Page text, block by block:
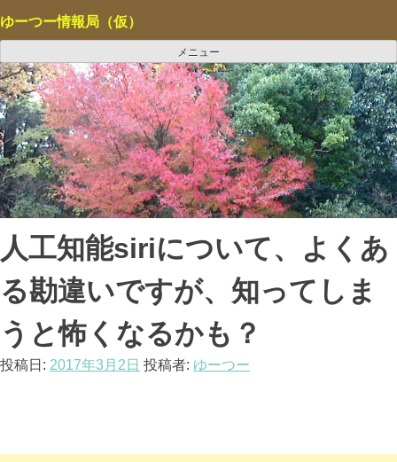
ン
ン
ツ
へ
ス
キ
ッ
プ
ゆーつー情報局（仮）
メニュー
人工知能siriについて、よくあ
る勘違いですが、知ってしま
うと怖くなるかも？
投稿日: 2017年3月2日 投稿者: ゆーつー